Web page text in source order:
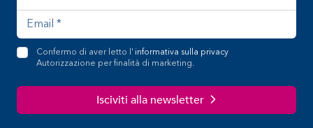
Confermo di aver letto l' informativa sulla privacy
Autorizzazione per finalità di marketing.
Isciviti alla newsletter